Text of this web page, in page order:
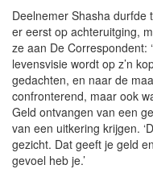
Deelnemer Shasha durfde
er eerst op achteruitging,
ze aan De Correspondent:
levensvisie wordt op z’n
gedachten, en naar de
confronterend, maar ook
Geld ontvangen van een
van een uitkering krijgen.
gezicht. Dat geeft je geld
gevoel heb je.’